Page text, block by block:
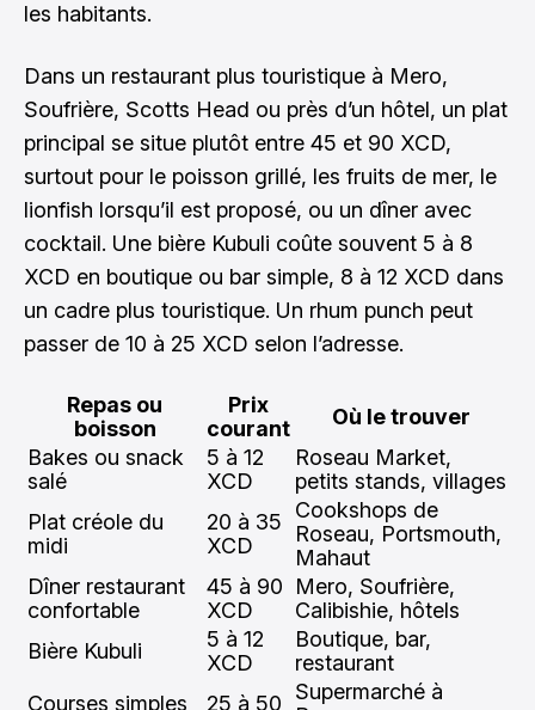
les habitants.
Dans un restaurant plus touristique à Mero,
Soufrière, Scotts Head ou près d’un hôtel, un plat
principal se situe plutôt entre 45 et 90 XCD,
surtout pour le poisson grillé, les fruits de mer, le
lionfish lorsqu’il est proposé, ou un dîner avec
cocktail. Une bière Kubuli coûte souvent 5 à 8
XCD en boutique ou bar simple, 8 à 12 XCD dans
un cadre plus touristique. Un rhum punch peut
passer de 10 à 25 XCD selon l’adresse.
Repas ou
boisson
Prix
courant
Où le trouver
Bakes ou snack
salé
5 à 12
XCD
Roseau Market,
petits stands, villages
Plat créole du
midi
20 à 35
XCD
Cookshops de
Roseau, Portsmouth,
Mahaut
Dîner restaurant
confortable
45 à 90
XCD
Mero, Soufrière,
Calibishie, hôtels
Bière Kubuli
5 à 12
XCD
Boutique, bar,
restaurant
Courses simples
25 à 50
Supermarché à